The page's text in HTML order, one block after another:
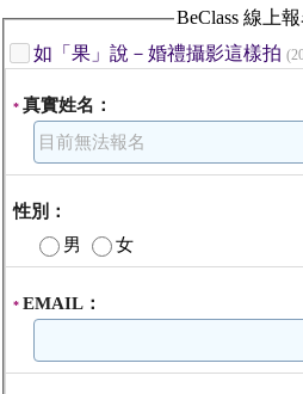
BeClass 線上
如「果」說－婚禮攝影這樣拍
*真實姓名：
性別：
男
女
* EMAIL：